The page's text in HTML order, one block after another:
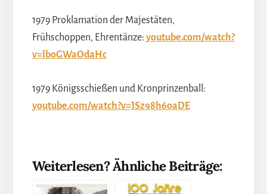
1979 Proklamation der Majestäten,
Frühschoppen, Ehrentänze: youtube.com/watch?
v=lboGWaOdaHc
1979 Königsschießen und Kronprinzenball:
youtube.com/watch?v=JSz98h6oaDE
Weiterlesen? Ähnliche Beiträge: